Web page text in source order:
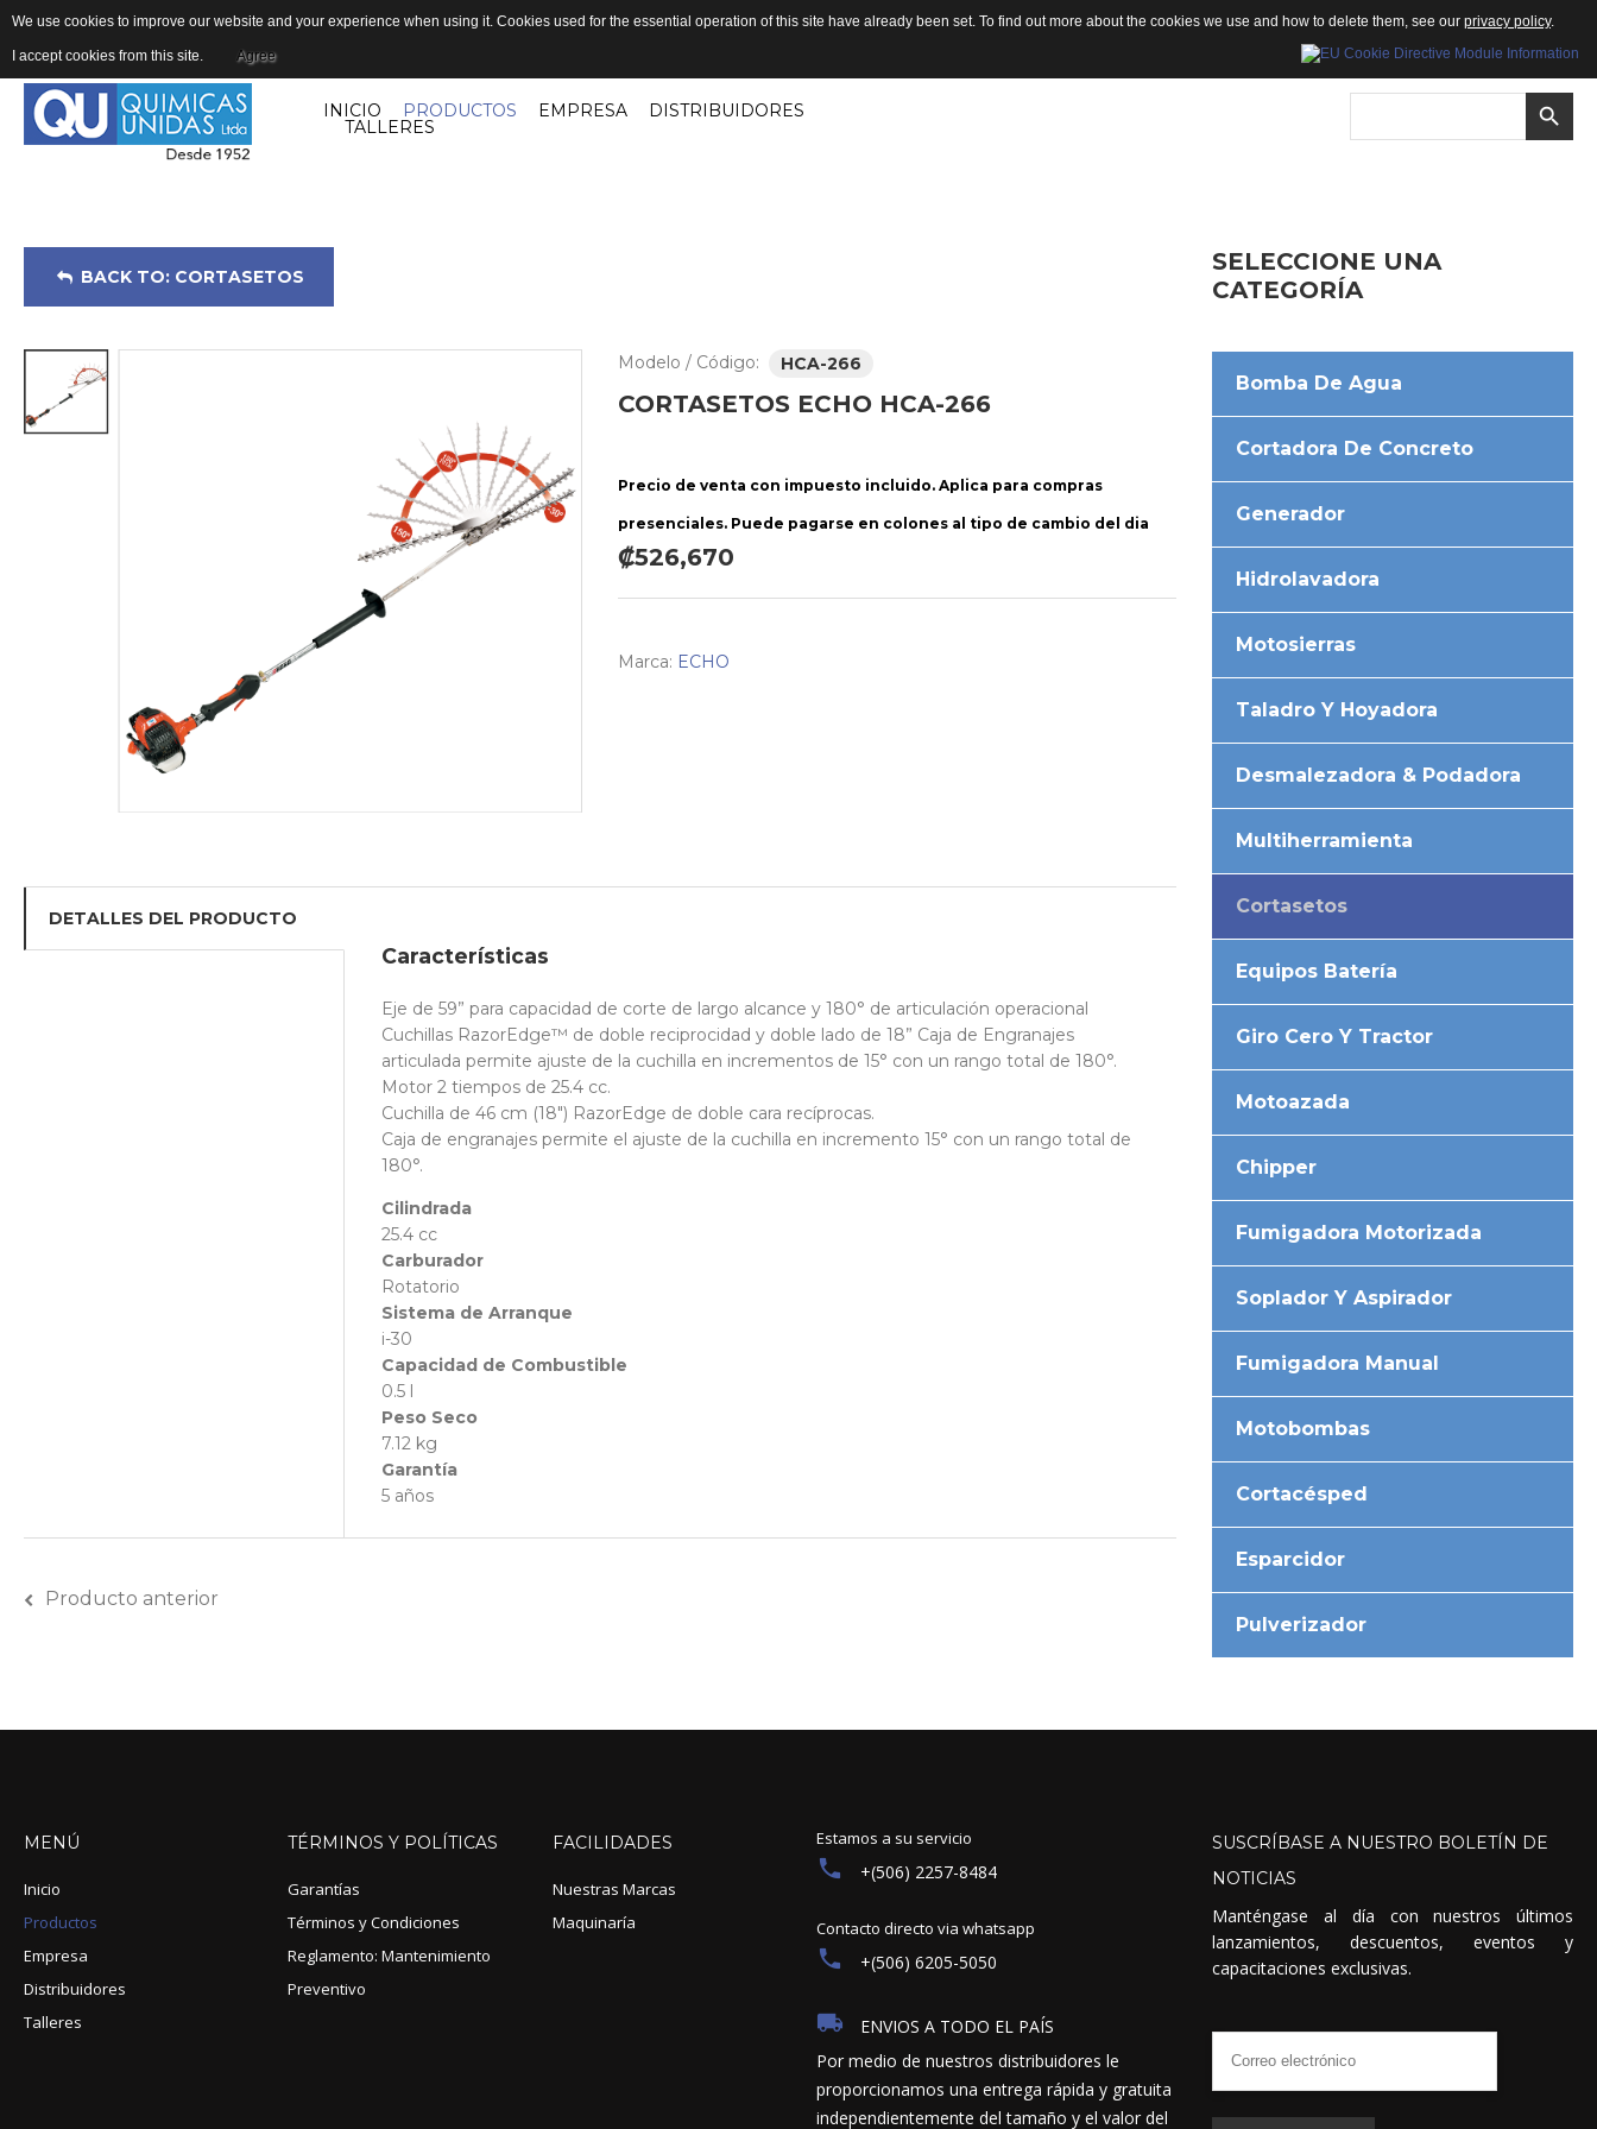
INICIO PRODUCTOS EMPRESA DISTRIBUIDORES
TALLERES
BACK TO: CORTASETOS
Modelo / Código: HCA-266
CORTASETOS ECHO HCA-266
Precio de venta con impuesto incluido. Aplica para compras
presenciales. Puede pagarse en colones al tipo de cambio del dia
₡526,670
Marca: ECHO
DETALLES DEL PRODUCTO
Características
Eje de 59” para capacidad de corte de largo alcance y 180° de articulación operacional
Cuchillas RazorEdge™ de doble reciprocidad y doble lado de 18” Caja de Engranajes
articulada permite ajuste de la cuchilla en incrementos de 15° con un rango total de 180°.
Motor 2 tiempos de 25.4 cc.
Cuchilla de 46 cm (18") RazorEdge de doble cara recíprocas.
Caja de engranajes permite el ajuste de la cuchilla en incremento 15° con un rango total de
180°.
Cilindrada
25.4 cc
Carburador
Rotatorio
Sistema de Arranque
i-30
Capacidad de Combustible
0.5 l
Peso Seco
7.12 kg
Garantía
5 años
Producto anterior
SELECCIONE UNA
CATEGORÍA
Bomba De Agua
Cortadora De Concreto
Generador
Hidrolavadora
Motosierras
Taladro Y Hoyadora
Desmalezadora & Podadora
Multiherramienta
Cortasetos
Equipos Batería
Giro Cero Y Tractor
Motoazada
Chipper
Fumigadora Motorizada
Soplador Y Aspirador
Fumigadora Manual
Motobombas
Cortacésped
Esparcidor
Pulverizador
MENÚ
Inicio
Productos
Empresa
Distribuidores
Talleres
TÉRMINOS Y POLÍTICAS
Garantías
Términos y Condiciones
Reglamento: Mantenimiento
Preventivo
FACILIDADES
Nuestras Marcas
Maquinaría
Estamos a su servicio
+(506) 2257-8484
Contacto directo via whatsapp
+(506) 6205-5050
ENVIOS A TODO EL PAÍS
Por medio de nuestros distribuidores le
proporcionamos una entrega rápida y gratuita
independientemente del tamaño y el valor del
SUSCRÍBASE A NUESTRO BOLETÍN DE
NOTICIAS
Manténgase al día con nuestros últimos
lanzamientos, descuentos, eventos y
capacitaciones exclusivas.
We use cookies to improve our website and your experience when using it. Cookies used for the essential operation of this site have already been set. To find out more about the cookies we use and how to delete them, see our privacy policy.
I accept cookies from this site. Agree